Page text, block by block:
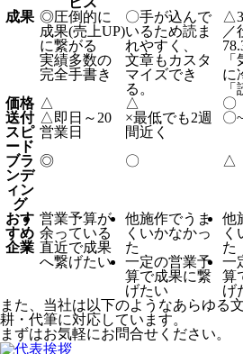
成果 ◎圧倒的に
成果(売上UP)
に繋がる
実績多数の
完全手書き
〇手が込んで
いるため読ま
れやすく、
文章もカスタ
マイズでき
る。
△
／
に
価格 △ △ 〇
送付
スピ
ード
△ 即日～20
営業日
×最低でも2週
間近く
〇
ブラ
ンデ
ィン
グ
◎ 〇 △
おす
すめ
企業
営業予算が
余っている
直近で成果
へ繋げたい
他施作でうま
くいかなかっ
た
一定の営業予
算で成果に繋
げたい
他
く
た
一
算
げ
また、当社は以下のようなあらゆる
耕・代筆に対応しています。
まずはお気軽にお問合せください。